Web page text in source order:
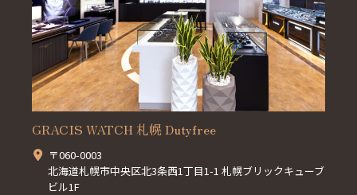
GRACIS WATCH 札幌 Dutyfree
〒060-0003
北海道札幌市中央区北3条西1丁目1-1 札幌ブリックキューブ
ビル1F